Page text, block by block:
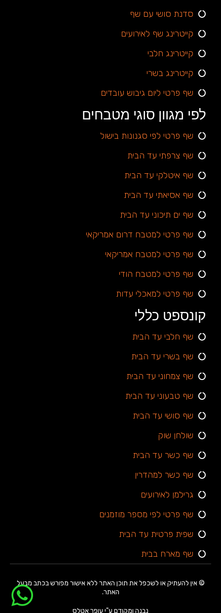
סדנת סושי עם שף
קייטרינג שף לאירועים
קייטרינג חלבי
קייטרינג בשרי
שף פרטי ליום גיבוש עובדים
לפי מגוון סוגי מטבחים
שף פרטי לפי סגנונות בישול
שף צרפתי עד הבית
שף איטלקי עד הבית
שף אסיאתי עד הבית
שף ים תיכוני עד הבית
שף פרטי למטבח דרום אמריקאי
שף פרטי למטבח אמריקאי
שף פרטי למטבח הודי
שף פרטי למאכלי עדות
קונספט כללי
שף חלבי עד הבית
שף בשרי עד הבית
שף צמחוני עד הבית
שף טבעוני עד הבית
שף סושי עד הבית
שולחן שוק
שף כשר עד הבית
שף כשר למהדרין
גרילמן לאירועים
שף פרטי לפי מספר מוזמנים
שפית פרטית עד הבית
שף מארח בבית
© אין להעתיק או לשכפל את תוכן האתר ללא אישור מפורש בכתב מבעל
האתר.
נבנה ומקודם ע"י עופר אטלס